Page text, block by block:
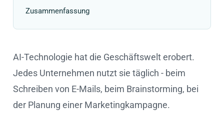
Zusammenfassung
AI-Technologie hat die Geschäftswelt erobert.
Jedes Unternehmen nutzt sie täglich - beim
Schreiben von E-Mails, beim Brainstorming, bei
der Planung einer Marketingkampagne.